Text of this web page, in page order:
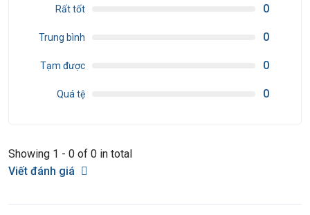
Rất tốt 0
Trung bình 0
Tạm được 0
Quá tệ 0
Showing 1 - 0 of 0 in total
Viết đánh giá